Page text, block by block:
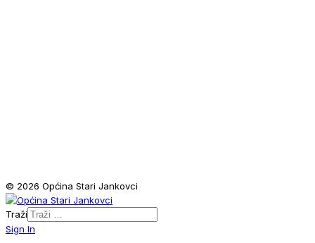
© 2026 Općina Stari Jankovci
Traži
Sign In